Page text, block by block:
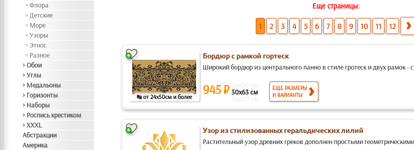
Флора
Детские
Море
Узоры
Этнос
Разное
> Обои
> Углы
> Медальоны
> Горизонты
> Наборы
> Роспись крестиком
> XXXL
Абстракции
Америка
Еще страницы:
1 2 3 4 5 6 7 8 9 10 11 12
↹ от 24x50см и более
Бордюр с рамкой гортеск
Широкий бордюр из центрального панно в стиле гротеск и двух рамок -
945 ₽30x63 см
ЕЩЕ РАЗМЕРЫ
И ВАРИАНТЫ
Узор из стилизованных геральдических лилий
Растительный узор древних греков дополнен простыми